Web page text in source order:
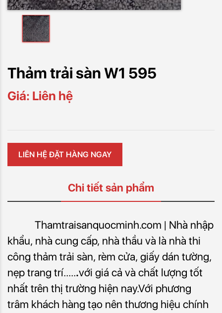
Thảm trải sàn W1 595
Giá: Liên hệ
LIÊN HỆ ĐẶT HÀNG NGAY
Chi tiết sản phẩm
Thamtraisanquocminh.com | Nhà nhập
khẩu, nhà cung cấp, nhà thầu và là nhà thi
công thảm trải sàn, rèm cửa, giấy dán tường,
nẹp trang trí......với giá cả và chất lượng tốt
nhất trên thị trường hiện nay.Với phương
trâm khách hàng tạo nên thương hiệu chính